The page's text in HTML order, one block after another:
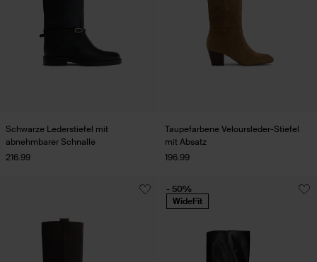
Schwarze Lederstiefel mit
abnehmbarer Schnalle
216.99
Taupefarbene Veloursleder-Stiefel
mit Absatz
196.99
- 50%
WideFit